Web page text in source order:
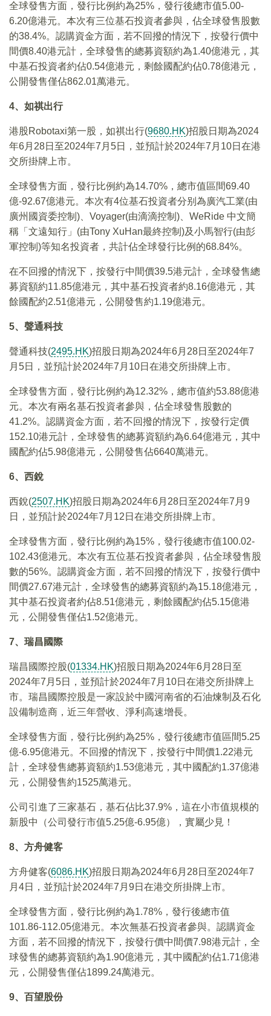
全球發售方面，發行比例約為25%，發行後總市值5.00-
6.20億港元。本次有三位基石投資者參與，佔全球發售股數
的38.4%。認購資金方面，若不回撥的情況下，按發行價中
間價8.40港元計，全球發售的總募資額約為1.40億港元，其
中基石投資者約佔0.54億港元，剩餘國配約佔0.78億港元，
公開發售僅佔862.01萬港元。
4、如祺出行
港股Robotaxi第一股，如祺出行(9680.HK)招股日期為2024
年6月28日至2024年7月5日，並預計於2024年7月10日在港
交所掛牌上市。
全球發售方面，發行比例約為14.70%，總市值區間69.40
億-92.67億港元。本次有4位基石投資者分别為廣汽工業(由
廣州國資委控制)、Voyager(由滴滴控制)、WeRide 中文簡
稱「文遠知行」(由Tony XuHan最終控制)及小馬智行(由彭
軍控制)等知名投資者，共計佔全球發行比例的68.84%。
在不回撥的情況下，按發行中間價39.5港元計，全球發售總
募資額約11.85億港元，其中基石投資者約8.16億港元，其
餘國配約2.51億港元，公開發售約1.19億港元。
5、聲通科技
聲通科技(2495.HK)招股日期為2024年6月28日至2024年7
月5日，並預計於2024年7月10日在港交所掛牌上市。
全球發售方面，發行比例約為12.32%，總市值約53.88億港
元。本次有兩名基石投資者參與，佔全球發售股數的
41.2%。認購資金方面，若不回撥的情況下，按發行定價
152.10港元計，全球發售的總募資額約為6.64億港元，其中
國配約佔5.98億港元，公開發售佔6640萬港元。
6、西銳
西銳(2507.HK)招股日期為2024年6月28日至2024年7月9
日，並預計於2024年7月12日在港交所掛牌上市。
全球發售方面，發行比例約為15%，發行後總市值100.02-
102.43億港元。本次有五位基石投資者參與，佔全球發售股
數的56%。認購資金方面，若不回撥的情況下，按發行價中
間價27.67港元計，全球發售的總募資額約為15.18億港元，
其中基石投資者約佔8.51億港元，剩餘國配約佔5.15億港
元，公開發售僅佔1.52億港元。
7、瑞昌國際
瑞昌國際控股(01334.HK)招股日期為2024年6月28日至
2024年7月5日，並預計於2024年7月10日在港交所掛牌上
市。瑞昌國際控股是一家設於中國河南省的石油煉制及石化
設備制造商，近三年營收、淨利高速增長。
全球發售方面，發行比例約為25%，發行後總市值區間5.25
億-6.95億港元。不回撥的情況下，按發行中間價1.22港元
計，全球發售總募資額約1.53億港元，其中國配約1.37億港
元，公開發售約1525萬港元。
公司引進了三家基石，基石佔比37.9%，這在小市值規模的
新股中（公司發行市值5.25億-6.95億），實屬少見！
8、方舟健客
方舟健客(6086.HK)招股日期為2024年6月28日至2024年7
月4日，並預計於2024年7月9日在港交所掛牌上市。
全球發售方面，發行比例約為1.78%，發行後總市值
101.86-112.05億港元。本次無基石投資者參與。認購資金
方面，若不回撥的情況下，按發行價中間價7.98港元計，全
球發售的總募資額約為1.90億港元，其中國配約佔1.71億港
元，公開發售僅佔1899.24萬港元。
9、百望股份